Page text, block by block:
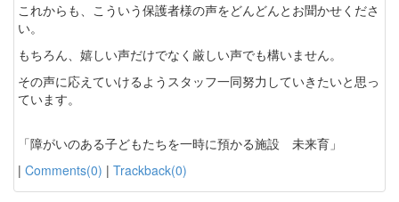
これからも、こういう保護者様の声をどんどんとお聞かせくださ
い。
もちろん、嬉しい声だけでなく厳しい声でも構いません。
その声に応えていけるようスタッフ一同努力していきたいと思っ
ています。
「障がいのある子どもたちを一時に預かる施設 未来育」
| Comments(0) | Trackback(0)